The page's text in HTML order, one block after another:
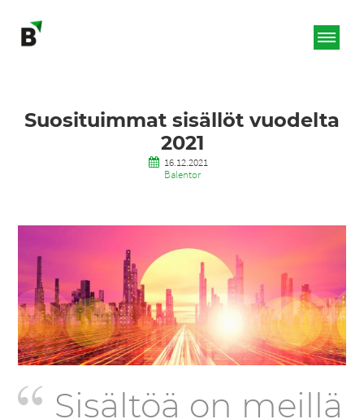
Suosituimmat sisällöt vuodelta
2021
16.12.2021
Balentor
Sisältöä on meillä